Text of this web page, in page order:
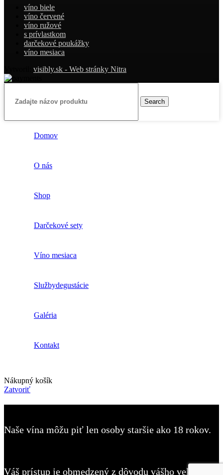
víno biele
víno červené
víno ružové
s prívlastkom
darčekové poukážky
víno mesiaca
visibly.sk - Web stránky Nitra
Search
Domov
O nás
Shop
Darčekové sety
Víno mesiaca
Službydegustácie
Galéria
Kontakt
Nákupný košík
Zatvoriť
Naše vína môžu piť len osoby staršie ako 18 rokov.
Váš prístup je obmedzený z dôvodu vášho veku.